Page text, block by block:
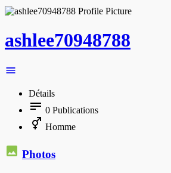
ashlee70948788
Détails
0 Publications
Homme
Photos